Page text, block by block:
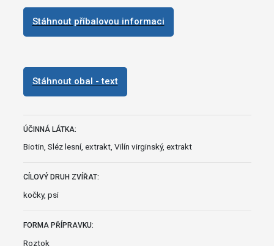
Stáhnout příbalovou informaci
Stáhnout obal - text
ÚČINNÁ LÁTKA:
Biotin, Sléz lesní, extrakt, Vilín virginský, extrakt
CÍLOVÝ DRUH ZVÍŘAT:
kočky, psi
FORMA PŘÍPRAVKU:
Roztok